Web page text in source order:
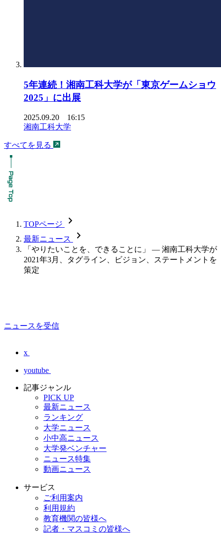
5年連続！湘南工科大学が「東京ゲームショウ
2025」に出展
2025.09.20 16:15
湘南工科大学
すべてを見る
TOPページ chevron_forward
最新ニュース chevron_forward
「やりたいことを、できることに」 — 湘南工科大学が
2021年3月、タグライン、ビジョン、ステートメントを
策定
ニュースを受信
x
youtube
記事ジャンル
PICK UP
最新ニュース
ランキング
大学ニュース
小中高ニュース
大学発ベンチャー
ニュース特集
動画ニュース
サービス
ご利用案内
利用規約
教育機関の皆様へ
記者・マスコミの皆様へ